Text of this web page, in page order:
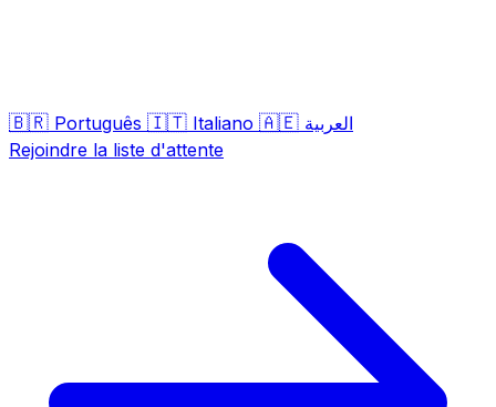
🇧🇷 Português 🇮🇹 Italiano 🇦🇪 العربية
Rejoindre la liste d'attente